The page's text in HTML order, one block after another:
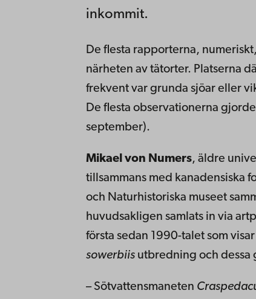
inkommit.
De flesta rapporterna,
närheten av tätorter. Platserna
frekvent var grunda sjöar eller
De flesta observationerna
september).
Mikael von Numers, äldre
tillsammans med kanadensiska
och Naturhistoriska museet
huvudsakligen samlats in via
första sedan 1990-talet som
sowerbiisutbredning och dessa
– Sötvattensmaneten